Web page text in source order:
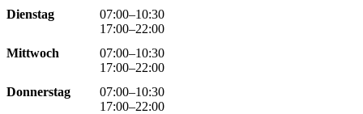
Dienstag
07:00–10:30
17:00–22:00
Mittwoch
07:00–10:30
17:00–22:00
Donnerstag
07:00–10:30
17:00–22:00